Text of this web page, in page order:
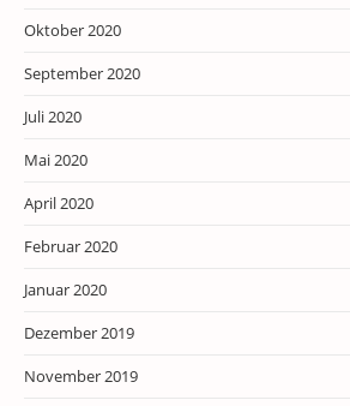
Oktober 2020
September 2020
Juli 2020
Mai 2020
April 2020
Februar 2020
Januar 2020
Dezember 2019
November 2019